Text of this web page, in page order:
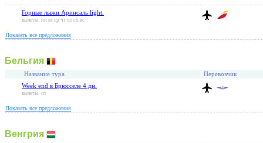
Горные лыжи Аринсаль light.
вылеты: пн вт ср чт пт сб вс
Показать все предложения
Бельгия
Название тура Перевозчик
Week end в Брюсселе 4 дн.
вылеты: пт
Показать все предложения
Венгрия